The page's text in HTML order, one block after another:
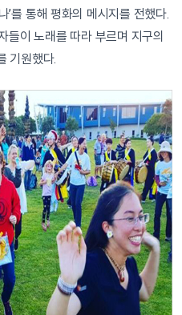
’를 통해 평화의 메시지를 전했다.
이 노래를 따라 부르며 지구의
기원했다.